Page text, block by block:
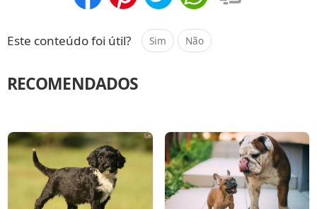
Este conteúdo foi útil? Sim Não
RECOMENDADOS